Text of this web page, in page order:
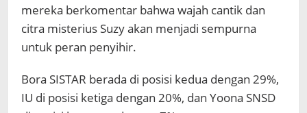
mereka berkomentar bahwa wajah cantik dan
citra misterius Suzy akan menjadi sempurna
untuk peran penyihir.
Bora SISTAR berada di posisi kedua dengan 29%,
IU di posisi ketiga dengan 20%, dan Yoona SNSD